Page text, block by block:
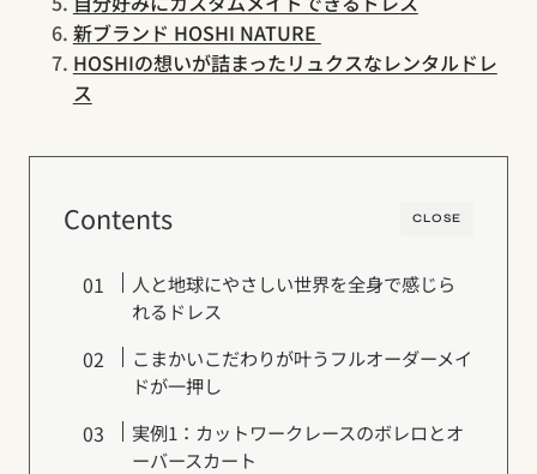
新ブランド HOSHI NATURE
HOSHIの想いが詰まったリュクスなレンタルドレ
ス
CLOSE
Contents
人と地球にやさしい世界を全身で感じら
れるドレス
こまかいこだわりが叶うフルオーダーメイ
ドが一押し
実例1：カットワークレースのボレロとオ
ーバースカート